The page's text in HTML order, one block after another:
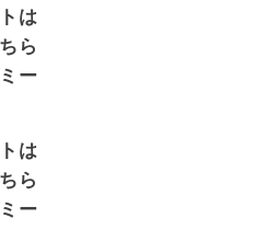
は
ら
ー
は
ら
ー